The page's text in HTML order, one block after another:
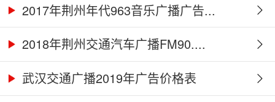
2017年荆州年代963音乐广播广告...
2018年荆州交通汽车广播FM90....
武汉交通广播2019年广告价格表